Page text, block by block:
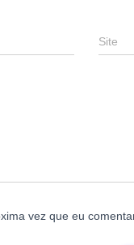
Site
vez que eu